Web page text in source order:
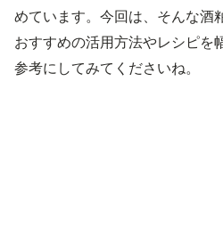
めています。今回は、そんな酒
おすすめの活用方法やレシピを
参考にしてみてくださいね。